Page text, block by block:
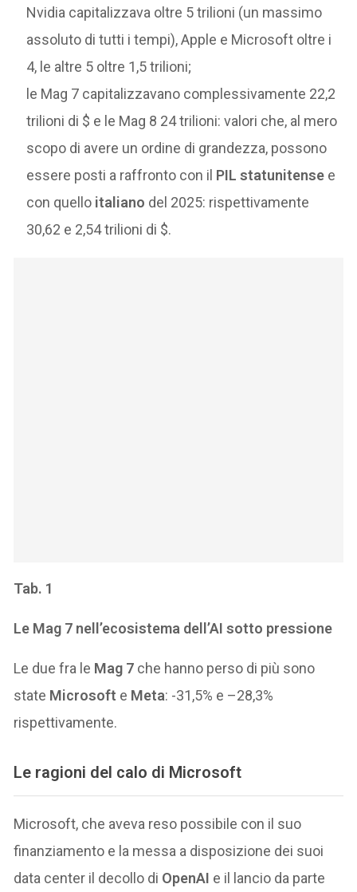
Nvidia capitalizzava oltre 5 trilioni (un massimo
assoluto di tutti i tempi), Apple e Microsoft oltre i
4, le altre 5 oltre 1,5 trilioni;
le Mag 7 capitalizzavano complessivamente 22,2
trilioni di $ e le Mag 8 24 trilioni: valori che, al mero
scopo di avere un ordine di grandezza, possono
essere posti a raffronto con il PIL statunitense e
con quello italiano del 2025: rispettivamente
30,62 e 2,54 trilioni di $.
Tab. 1
Le Mag 7 nell’ecosistema dell’AI sotto pressione
Le due fra le Mag 7 che hanno perso di più sono
state Microsoft e Meta: -31,5% e –28,3%
rispettivamente.
Le ragioni del calo di Microsoft
Microsoft, che aveva reso possibile con il suo
finanziamento e la messa a disposizione dei suoi
data center il decollo di OpenAI e il lancio da parte